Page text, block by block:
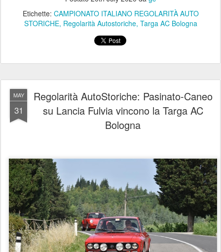
Etichette: CAMPIONATO ITALIANO REGOLARITÀ AUTO
STORICHE Regolarità Autostoriche Targa AC Bologna
MAY
31
Regolarità AutoStoriche: Pasinato-Caneo
su Lancia Fulvia vincono la Targa AC
Bologna